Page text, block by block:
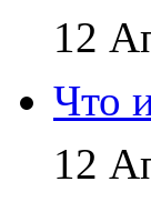
12
Что
12